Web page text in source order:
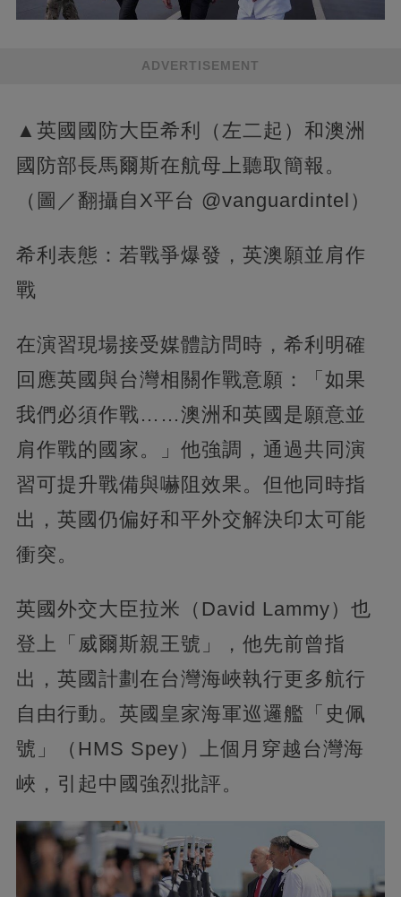
ADVERTISEMENT
▲英國國防大臣希利（左二起）和澳洲
國防部長馬爾斯在航母上聽取簡報。
（圖／翻攝自X平台 @vanguardintel）
希利表態：若戰爭爆發，英澳願並肩作
戰
在演習現場接受媒體訪問時，希利明確
回應英國與台灣相關作戰意願：「如果
我們必須作戰……澳洲和英國是願意並
肩作戰的國家。」他強調，通過共同演
習可提升戰備與嚇阻效果。但他同時指
出，英國仍偏好和平外交解決印太可能
衝突。
英國外交大臣拉米（David Lammy）也
登上「威爾斯親王號」，他先前曾指
出，英國計劃在台灣海峽執行更多航行
自由行動。英國皇家海軍巡邏艦「史佩
號」（HMS Spey）上個月穿越台灣海
峽，引起中國強烈批評。